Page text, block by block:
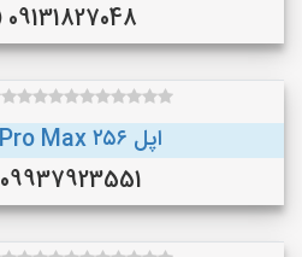
09131827048 (شهرکرد)
اپل iPhone 11 Pro Max ۲۵۶
09937923551 (بوشهر)